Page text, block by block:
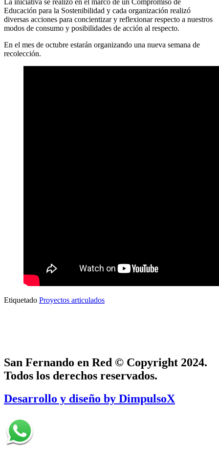
Educación para la Sostenibilidad y cada organización realizó
diversas acciones para concientizar y reflexionar respecto a nuestros
modos de consumo y posibilidades de acción al respecto.
En el mes de octubre estarán organizando una nueva semana de
recolección.
Etiquetado Proyectos articulados
San Fernando en Red © Copyright 2024.
Todos los derechos reservados.
Desarrollo y diseño by DimpulsoX